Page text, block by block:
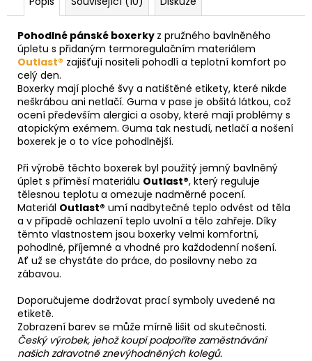
Pohodlné pánské boxerky z pružného bavlněného
úpletu s přidaným termoregulačním materiálem
Outlast® zajišťují nositeli pohodlí a teplotní komfort po
celý den.
Boxerky mají ploché švy a natištěné etikety, které nikde
neškrábou ani netlačí. Guma v pase je obšitá látkou, což
ocení především alergici a osoby, které mají problémy s
atopickým exémem. Guma tak nestudí, netlačí a nošení
boxerek je o to více pohodlnější.
Při výrobě těchto boxerek byl použitý jemný bavlněný
úplet s příměsí materiálu Outlast®, který reguluje
tělesnou teplotu a omezuje nadměrné pocení.
Materiál Outlast® umí nadbytečné teplo odvést od těla
a v případě ochlazení teplo uvolní a tělo zahřeje. Díky
těmto vlastnostem jsou boxerky velmi komfortní,
pohodlné, příjemné a vhodné pro každodenní nošení.
Ať už se chystáte do práce, do posilovny nebo za
zábavou.
Doporučujeme dodržovat prací symboly uvedené na
etiketě.
Zobrazení barev se může mírně lišit od skutečnosti.
Český výrobek, jehož koupí podpoříte zaměstnávání
našich zdravotně znevýhodněných kolegů.